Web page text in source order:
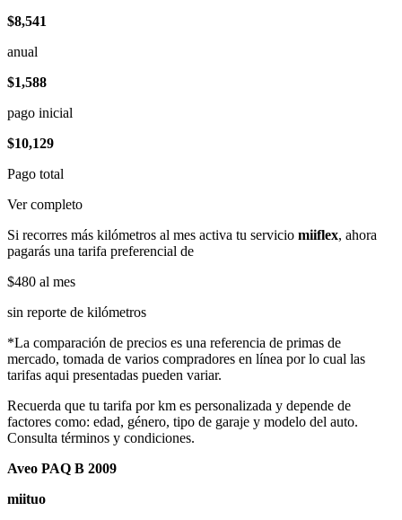
$8,541
anual
$1,588
pago inicial
$10,129
Pago total
Ver completo
Si recorres más kilómetros al mes activa tu servicio miiflex, ahora
pagarás una tarifa preferencial de
$480 al mes
sin reporte de kilómetros
*La comparación de precios es una referencia de primas de
mercado, tomada de varios compradores en línea por lo cual las
tarifas aqui presentadas pueden variar.
Recuerda que tu tarifa por km es personalizada y depende de
factores como: edad, género, tipo de garaje y modelo del auto.
Consulta términos y condiciones.
Aveo PAQ B 2009
miituo